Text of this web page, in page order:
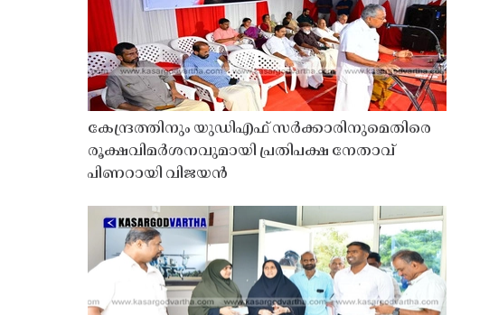
കേന്ദ്രത്തിനും യുഡിഎഫ് സർക്കാരിനുമെതിരെ
രൂക്ഷവിമർശനവുമായി പ്രതിപക്ഷ നേതാവ്
പിണറായി വിജയൻ